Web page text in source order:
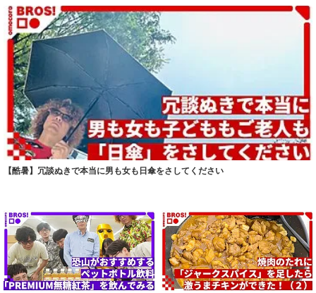
【酷暑】冗談ぬきで本当に男も女も日傘をさしてください